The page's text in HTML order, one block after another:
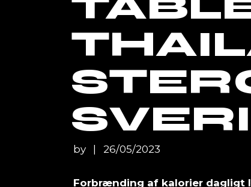
by 26/05/2023
Forbrænding af kalorier dagligt